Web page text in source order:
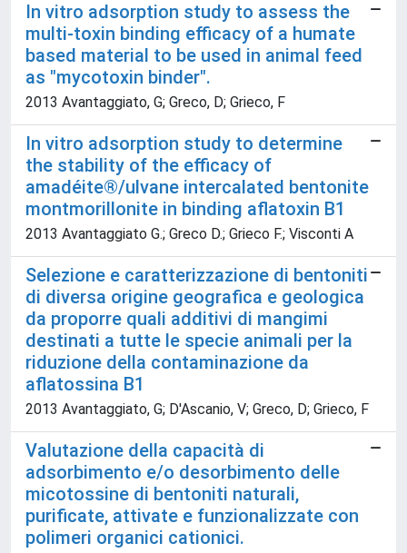
In vitro adsorption study to assess the
multi-toxin binding efficacy of a humate
based material to be used in animal feed
as "mycotoxin binder".
2013 Avantaggiato, G; Greco, D; Grieco, F
In vitro adsorption study to determine
the stability of the efficacy of
amadéite®/ulvane intercalated bentonite
montmorillonite in binding aflatoxin B1
2013 Avantaggiato G.; Greco D.; Grieco F.; Visconti A
Selezione e caratterizzazione di bentoniti
di diversa origine geografica e geologica
da proporre quali additivi di mangimi
destinati a tutte le specie animali per la
riduzione della contaminazione da
aflatossina B1
2013 Avantaggiato, G; D'Ascanio, V; Greco, D; Grieco, F
Valutazione della capacità di
adsorbimento e/o desorbimento delle
micotossine di bentoniti naturali,
purificate, attivate e funzionalizzate con
polimeri organici cationici.